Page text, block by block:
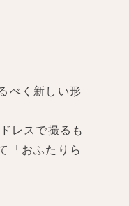
べく新しい形
レスで撮るも
「おふたりら